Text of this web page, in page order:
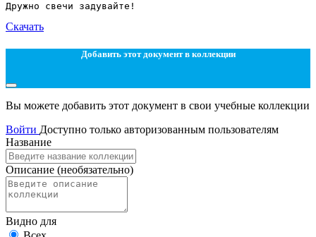
Скачать
Добавить этот документ в коллекции
Вы можете добавить этот документ в свои учебные коллекции
Войти Доступно только авторизованным пользователям
Название
Описание (необязательно)
Видно для